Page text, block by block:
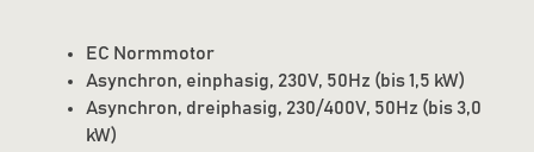
EC Normmotor
Asynchron, einphasig, 230V, 50Hz (bis 1,5 kW)
Asynchron, dreiphasig, 230/400V, 50Hz (bis 3,0
kW)